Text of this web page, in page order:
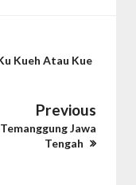
Kueh Atau Kue
Previous
Jawa
Tengah